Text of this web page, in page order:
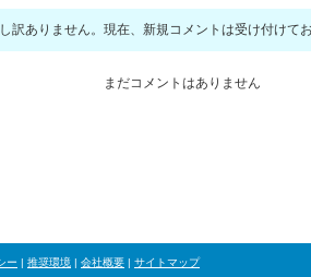
訳ありません。現在、新規コメントは受け付けて
まだコメントはありません
ー | 推奨環境 | 会社概要 | サイトマップ